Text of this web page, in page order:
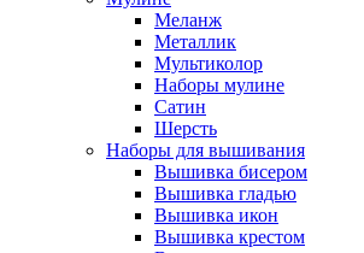
Меланж
Металлик
Мультиколор
Наборы мулине
Сатин
Шерсть
Наборы для вышивания
Вышивка бисером
Вышивка гладью
Вышивка икон
Вышивка крестом